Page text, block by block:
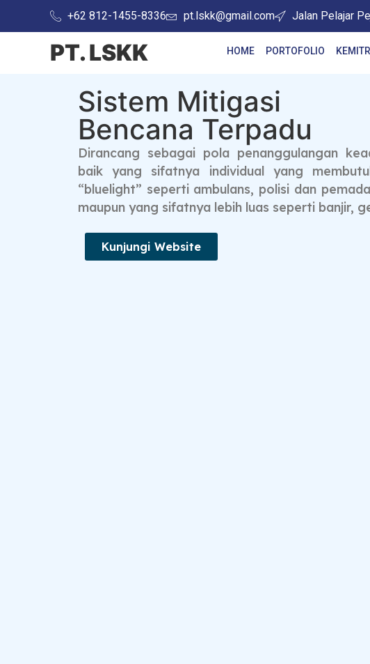
+62 812-1455-8336 pt.lskk@gmail.com Jalan Pelajar
PT. LSKK HOME PORTOFOLIO
Sistem Mitigasi
Bencana Terpadu
Dirancang sebagai pola penanggulangan
baik yang sifatnya individual yang
“bluelight” seperti ambulans, polisi dan
maupun yang sifatnya lebih luas seperti banjir,
Kunjungi Website